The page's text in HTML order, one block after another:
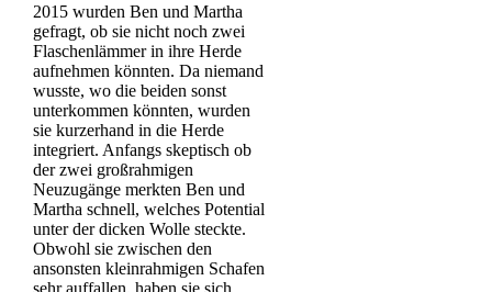
2015 wurden Ben und Martha
gefragt, ob sie nicht noch zwei
Flaschenlämmer in ihre Herde
aufnehmen könnten. Da niemand
wusste, wo die beiden sonst
unterkommen könnten, wurden
sie kurzerhand in die Herde
integriert. Anfangs skeptisch ob
der zwei großrahmigen
Neuzugänge merkten Ben und
Martha schnell, welches Potential
unter der dicken Wolle steckte.
Obwohl sie zwischen den
ansonsten kleinrahmigen Schafen
sehr auffallen, haben sie sich